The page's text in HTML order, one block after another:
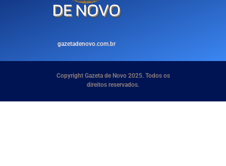
gazetadenovo.com.br
Copyright Gazeta de Novo 2025. Todos os
direitos reservados.